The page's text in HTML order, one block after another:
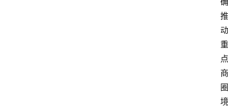
推
动
重
点
商
圈
境